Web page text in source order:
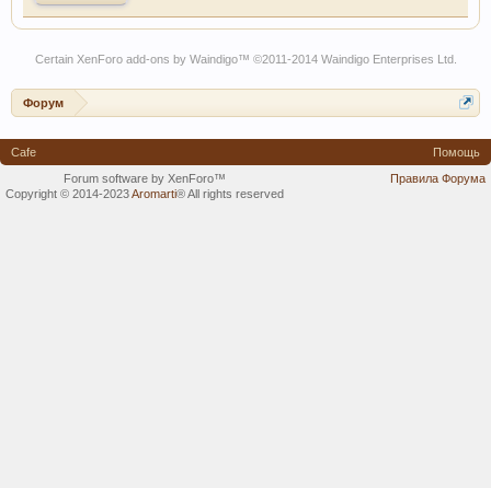
Certain XenForo add-ons by Waindigo™ ©2011-2014 Waindigo Enterprises Ltd.
Форум
Cafe
Помощь
Правила Форума
Forum software by XenForo™
Copyright © 2014-2023Aromarti®All rights reserved